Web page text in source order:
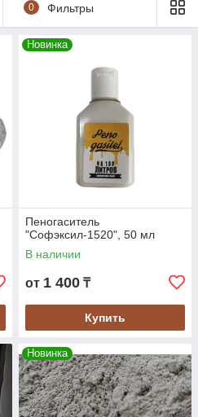
0 Фильтры
Новинка
Пеногаситель
"Софэксил-1520", 50 мл
В наличии
от 1 400 ₸
Купить
Новинка